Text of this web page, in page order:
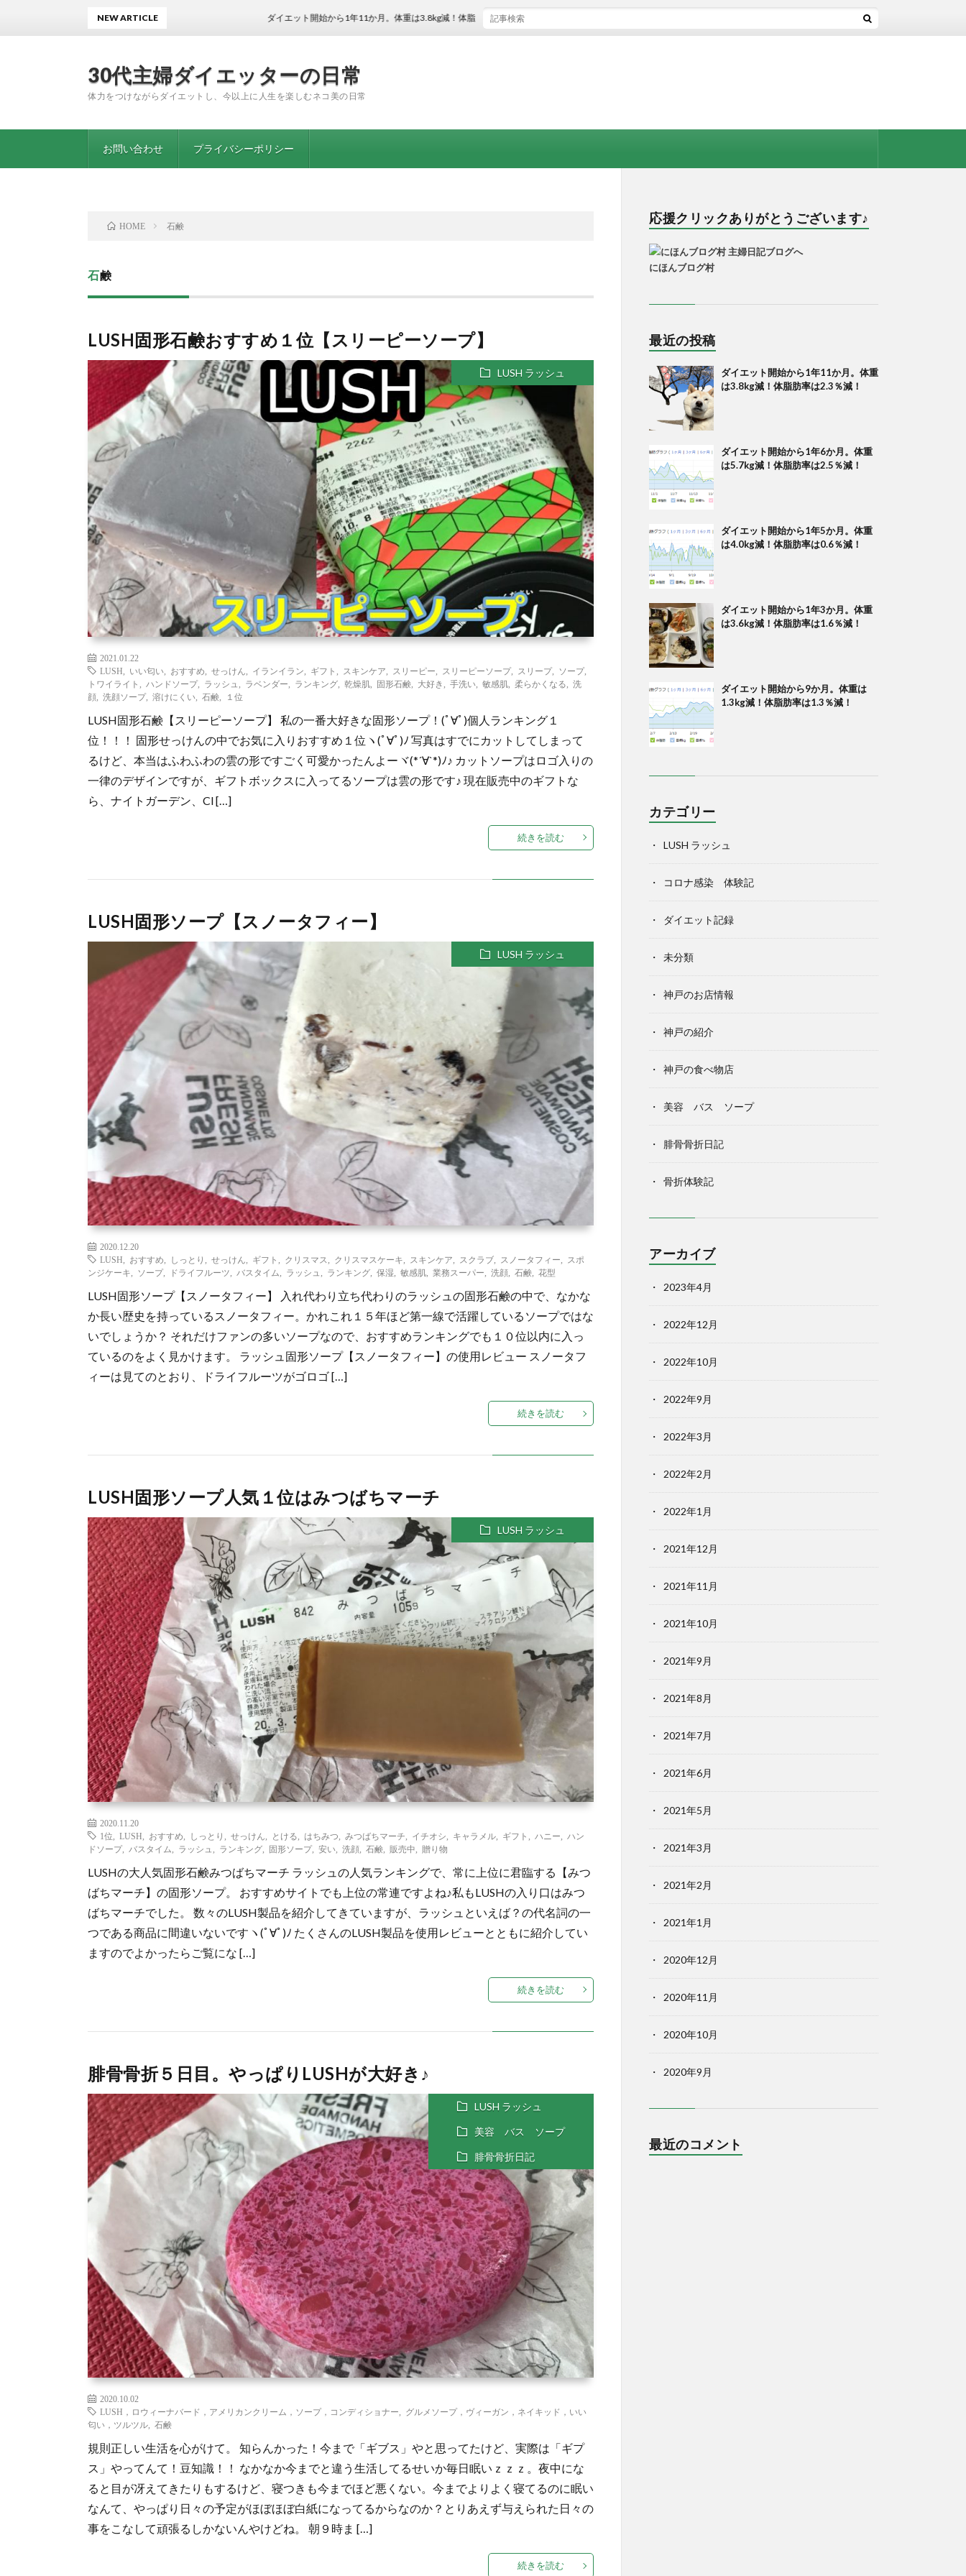
30代主婦ダイエッターの日常
体力をつけながらダイエットし、今以上に人生を楽しむネコ美の日常
お問い合わせ プライバシーポリシー
NEW ARTICLE ダイエット開始から1年11か月。体重は3.8kg減！体脂肪率は2.3％減！
HOME 石鹸
石鹸
LUSH固形石鹸おすすめ１位【スリーピーソープ】
LUSH ラッシュ
2021.01.22
LUSH
いい匂い おすすめ せっけん イランイラン ギフト スキンケア スリーピー スリーピーソープ, スリープ, ソープ,
トワイライト
ハンドソープ, ラッシュ ラベンダー ランキング 乾燥肌 固形石鹸 大好き 手洗い 敏感肌 柔らかくなる
洗
顔
洗顔ソープ, 溶けにくい 石鹸 １位
LUSH固形石鹸【スリーピーソープ】 私の一番大好きな固形ソープ！(ﾟ∀ﾟ)個人ランキング１
位！！！ 固形せっけんの中でお気に入りおすすめ１位ヽ(ﾟ∀ﾟ)ﾉ 写真はすでにカットしてしまって
るけど、本当はふわふわの雲の形ですごく可愛かったんよーヾ(*´∀`*)ﾉ♪ カットソープはロゴ入りの
一律のデザインですが、ギフトボックスに入ってるソープは雲の形です♪ 現在販売中のギフトな
ら、ナイトガーデン、Cl […]
続きを読む
LUSH固形ソープ【スノータフィー】
LUSH ラッシュ
2020.12.20
LUSH
おすすめ しっとり せっけん ギフト クリスマス クリスマスケーキ スキンケア スクラブ スノータフィー
スポ
ンジケーキ
ソープ, ドライフルーツ バスタイム ラッシュ ランキング 保湿 敏感肌 業務スーパー 洗顔 石鹸 花型
LUSH固形ソープ【スノータフィー】 入れ代わり立ち代わりのラッシュの固形石鹸の中で、なかな
か長い歴史を持っているスノータフィー。かれこれ１５年ほど第一線で活躍しているソープではな
いでしょうか？ それだけファンの多いソープなので、おすすめランキングでも１０位以内に入っ
ているのをよく見かけます。 ラッシュ固形ソープ【スノータフィー】の使用レビュー スノータフ
ィーは見てのとおり、ドライフルーツがゴロゴ […]
続きを読む
LUSH固形ソープ人気１位はみつばちマーチ
LUSH ラッシュ
2020.11.20
1位
LUSH おすすめ しっとり せっけん とける はちみつ みつばちマーチ イチオシ キャラメル ギフト ハニー
ハン
ドソープ, バスタイム ラッシュ ランキング 固形ソープ, 安い 洗顔 石鹸 販売中 贈り物
LUSHの大人気固形石鹸みつばちマーチ ラッシュの人気ランキングで、常に上位に君臨する【みつ
ばちマーチ】の固形ソープ。 おすすめサイトでも上位の常連ですよね♪私もLUSHの入り口はみつ
ばちマーチでした。 数々のLUSH製品を紹介してきていますが、ラッシュといえば？の代名詞の一
つである商品に間違いないですヽ(ﾟ∀ﾟ)ﾉ たくさんのLUSH製品を使用レビューとともに紹介してい
ますのでよかったらご覧にな […]
続きを読む
腓骨骨折５日目。やっぱりLUSHが大好き♪
LUSH ラッシュ
美容 バス ソープ
腓骨骨折日記
2020.10.02
LUSH，ロウィーナバード，アメリカンクリーム，ソープ，コンディショナー
グルメソープ，ヴィーガン，ネイキッド，いい
匂い，ツルツル
石鹸
規則正しい生活を心がけて。 知らんかった！今まで「ギブス」やと思ってたけど、実際は「ギプ
ス」やってんて！豆知識！！ なかなか今までと違う生活してるせいか毎日眠いｚｚｚ。夜中にな
ると目が冴えてきたりもするけど、寝つきも今までほど悪くない。今までよりよく寝てるのに眠い
なんて、やっぱり日々の予定がほぼほぼ白紙になってるからなのか？とりあえず与えられた日々の
事をこなして頑張るしかないんやけどね。 朝９時ま […]
続きを読む
応援クリックありがとうございます♪
にほんブログ村
最近の投稿
ダイエット開始から1年11か月。体重
は3.8kg減！体脂肪率は2.3％減！
ダイエット開始から1年6か月。体重
は5.7kg減！体脂肪率は2.5％減！
ダイエット開始から1年5か月。体重
は4.0kg減！体脂肪率は0.6％減！
ダイエット開始から1年3か月。体重
は3.6kg減！体脂肪率は1.6％減！
ダイエット開始から9か月。体重は
1.3kg減！体脂肪率は1.3％減！
カテゴリー
LUSH ラッシュ
コロナ感染 体験記
ダイエット記録
未分類
神戸のお店情報
神戸の紹介
神戸の食べ物店
美容 バス ソープ
腓骨骨折日記
骨折体験記
アーカイブ
2023年4月
2022年12月
2022年10月
2022年9月
2022年3月
2022年2月
2022年1月
2021年12月
2021年11月
2021年10月
2021年9月
2021年8月
2021年7月
2021年6月
2021年5月
2021年3月
2021年2月
2021年1月
2020年12月
2020年11月
2020年10月
2020年9月
最近のコメント